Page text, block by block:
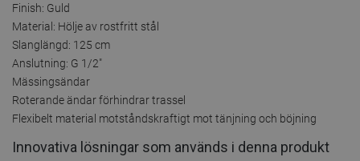
Finish: Guld
Material: Hölje av rostfritt stål
Slanglängd: 125 cm
Anslutning: G 1/2"
Mässingsändar
Roterande ändar förhindrar trassel
Flexibelt material motståndskraftigt mot tänjning och böjning
Innovativa lösningar som används i denna produkt